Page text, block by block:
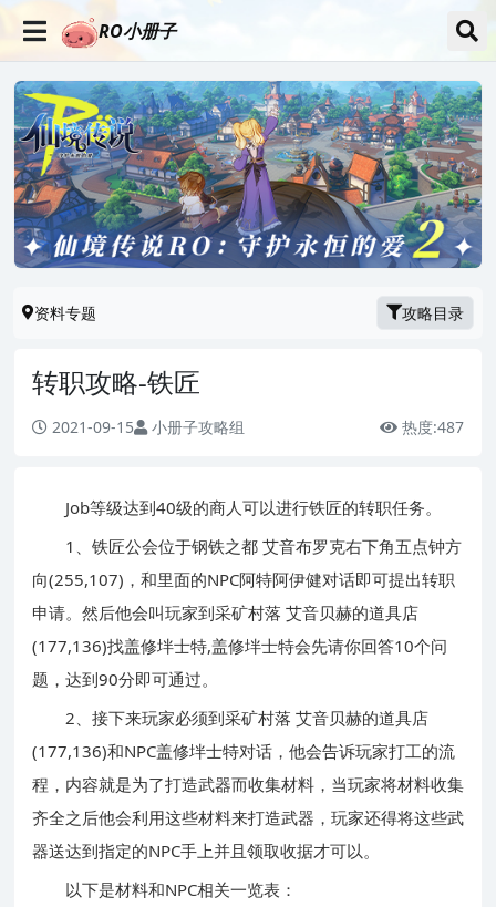
RO小册子
资料专题 攻略目录
转职攻略-铁匠
2021-09-15 小册子攻略组 热度:487
Job等级达到40级的商人可以进行铁匠的转职任务。
1、铁匠公会位于钢铁之都 艾音布罗克右下角五点钟方
向(255,107)，和里面的NPC阿特阿伊健对话即可提出转职
申请。然后他会叫玩家到采矿村落 艾音贝赫的道具店
(177,136)找盖修坢士特,盖修坢士特会先请你回答10个问
题，达到90分即可通过。
2、接下来玩家必须到采矿村落 艾音贝赫的道具店
(177,136)和NPC盖修坢士特对话，他会告诉玩家打工的流
程，内容就是为了打造武器而收集材料，当玩家将材料收集
齐全之后他会利用这些材料来打造武器，玩家还得将这些武
器送达到指定的NPC手上并且领取收据才可以。
以下是材料和NPC相关一览表：